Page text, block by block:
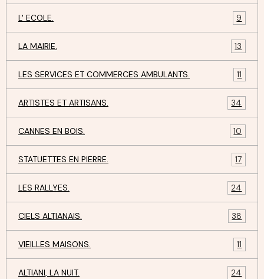
L' ECOLE. 9
LA MAIRIE. 13
LES SERVICES ET COMMERCES AMBULANTS. 11
ARTISTES ET ARTISANS. 34
CANNES EN BOIS. 10
STATUETTES EN PIERRE. 17
LES RALLYES. 24
CIELS ALTIANAIS. 38
VIEILLES MAISONS. 11
ALTIANI, LA NUIT. 24